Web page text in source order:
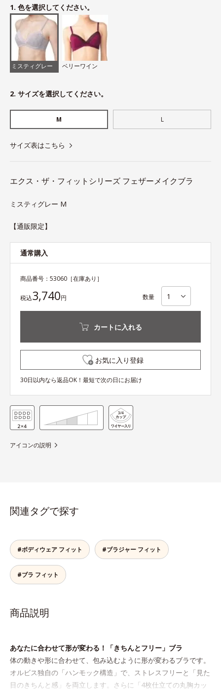
1. 色を選択してください。
ミスティグレー ベリーワイン
2. サイズを選択してください。
M L
サイズ表はこちら
エクス・ザ・フィットシリーズ フェザーメイクブラ
ミスティグレー M
【通販限定】
通常購入
商品番号： 53060 ［在庫あり］
税込3,740円 数量
カートに入れる
お気に入り登録
30日以内なら返品OK！最短で次の日にお届け
アイコンの説明
関連タグで探す
#ボディウェア フィット #ブラジャー フィット
#ブラ フィット
商品説明
あなたに合わせて形が変わる！「きちんとフリー」ブラ
体の動きや形に合わせて、包み込むように形が変わるブラです。
オルビス独自の「ハンモック構造」で、ストレスフリーと「見た
目のきちんと感」を両立します。さらに「4枚仕立ての丸胸カッ